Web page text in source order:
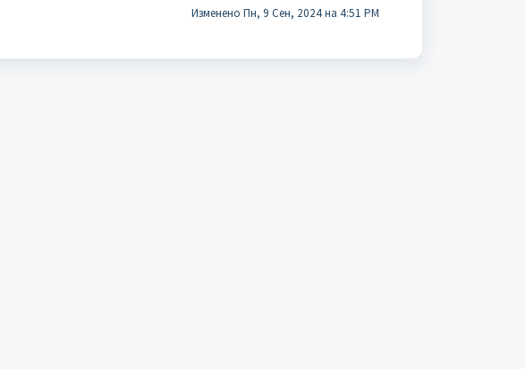
Изменено Пн, 9 Сен, 2024 на 4:51 PM